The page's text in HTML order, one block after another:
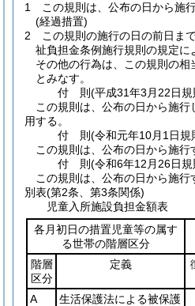
1
この規則は、公布の日から施行
(経過措置)
2
この規則の施行の日の前日ま
祉負担金条例施行規則の規定に
その他の行為は、この規則の
とみなす。
付 則(平成31年3月22日規
この規則は、公布の日から施
用する。
付 則(令和元年10月1日規
この規則は、公布の日から施行
付 則(令和6年12月26日規
この規則は、公布の日から施行
別表(第2条、第3条関係)
児童入所施設負担金額表
各月初日の措置児童等の属す
る世帯の階層区分
階層
区分
定義
A
生活保護法による被保護